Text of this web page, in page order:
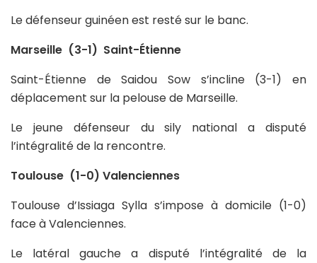
Le défenseur guinéen est resté sur le banc.
Marseille (3-1) Saint-Étienne
Saint-Étienne de Saidou Sow s’incline (3-1) en
déplacement sur la pelouse de Marseille.
Le jeune défenseur du sily national a disputé
l’intégralité de la rencontre.
Toulouse (1-0) Valenciennes
Toulouse d’Issiaga Sylla s’impose à domicile (1-0)
face à Valenciennes.
Le latéral gauche a disputé l’intégralité de la